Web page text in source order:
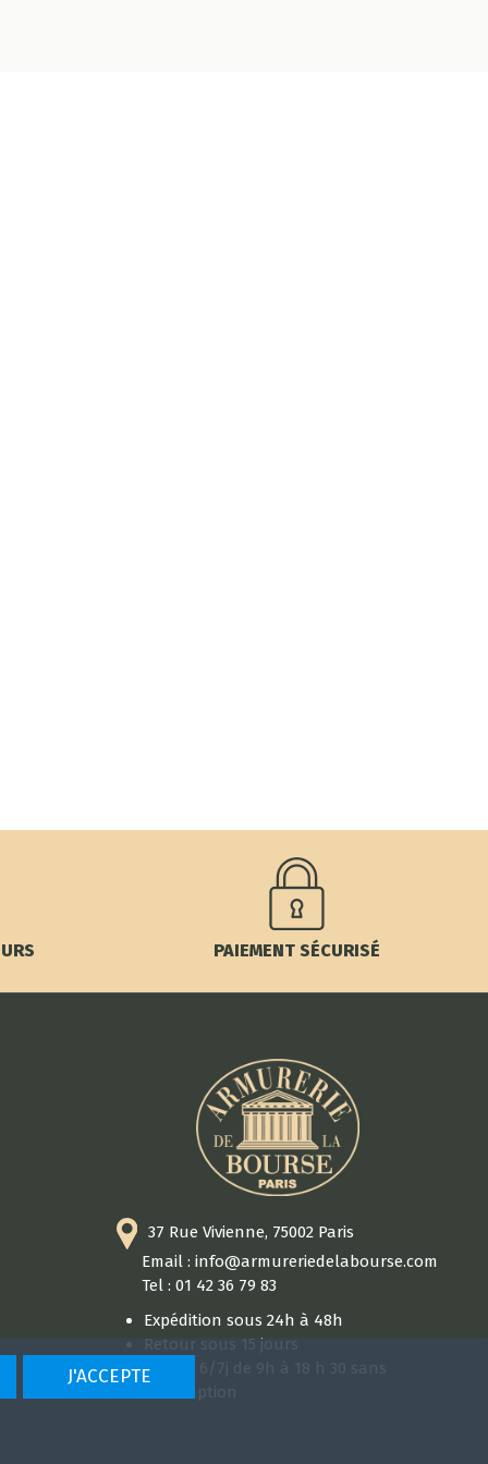
PAIEMENT SÉCURISÉ
37 Rue Vivienne, 75002 Paris
Email : info@armureriedelabourse.com
Tel : 01 42 36 79 83
Expédition sous 24h à 48h
Retour sous 15 jours
Ouvert 6/7j de 9h à 18 h 30 sans
J'ACCEPTE